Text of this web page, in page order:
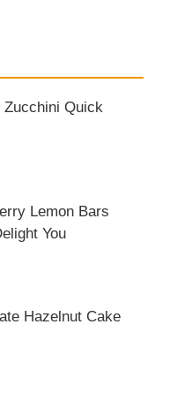
Quick
Lemon Bars
You
Hazelnut Cake